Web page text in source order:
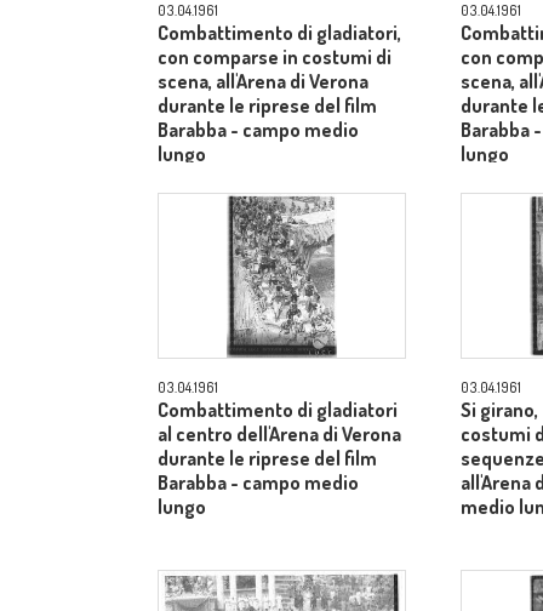
03.04.1961
Combattimento di gladiatori,
con comparse in costumi di
scena, all'Arena di Verona
durante le riprese del film
Barabba - campo medio
lungo
03.04.1961
con
scena,
durante
Barabba
lungo
03.04.1961
Combattimento di gladiatori
al centro dell'Arena di Verona
durante le riprese del film
Barabba - campo medio
lungo
03.04.1961
Si
costumi
all'Arena
medio